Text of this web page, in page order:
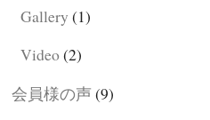
Gallery (1)
Video(2)
会員様の声(9)